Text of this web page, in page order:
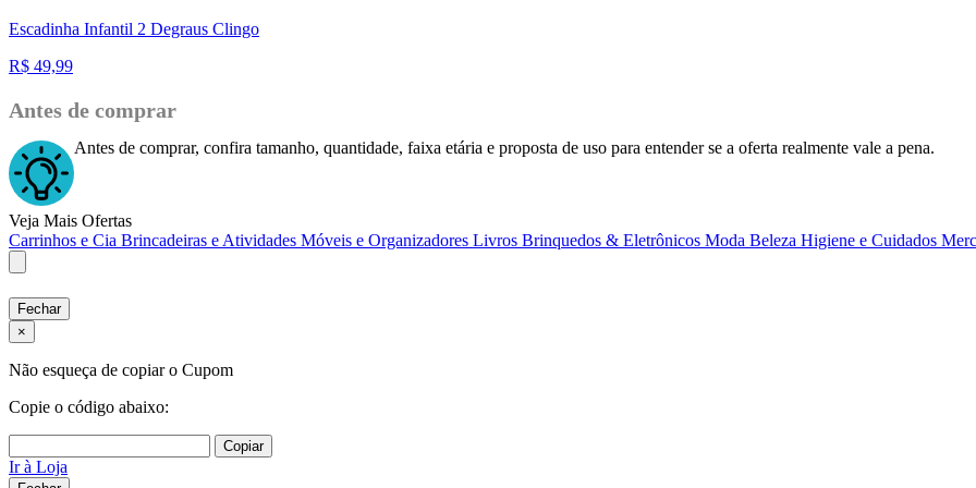
Escadinha Infantil 2 Degraus Clingo
R$ 49,99
Antes de comprar
Antes de comprar, confira tamanho, quantidade, faixa etária e proposta de uso para entender se a oferta realmente vale a pena.
Veja Mais Ofertas
Carrinhos e Cia Brincadeiras e Atividades Móveis e Organizadores Livros Brinquedos & Eletrônicos Moda Beleza Higiene e Cuidados
Fechar
×
Não esqueça de copiar o Cupom
Copie o código abaixo:
Copiar
Ir à Loja